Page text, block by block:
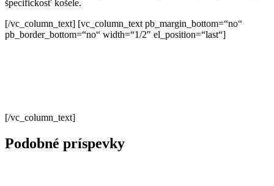
špecifickosť košele.
[/vc_column_text] [vc_column_text pb_margin_bottom=“no“
pb_border_bottom=“no“ width=“1/2″ el_position=“last“]
[/vc_column_text]
Podobné príspevky